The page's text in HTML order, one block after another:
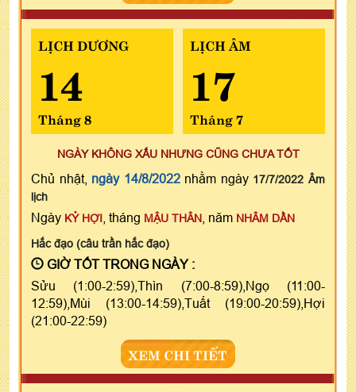
LỊCH DƯƠNG
14
Tháng 8
LỊCH ÂM
17
Tháng 7
NGÀY KHÔNG XẤU NHƯNG CŨNG CHƯA TỐT
Chủ nhật, ngày 14/8/2022nhằm ngày 17/7/2022 Âm
lịch
Ngày KỶ HỢI , tháng MẬU THÂN , năm NHÂM DẦN
Hắc đạo (câu trần hắc đạo)
GIỜ TỐT TRONG NGÀY :
Sửu (1:00-2:59),Thìn (7:00-8:59),Ngọ (11:00-
12:59),Mùi (13:00-14:59),Tuất (19:00-20:59),Hợi
(21:00-22:59)
XEM CHI TIẾT